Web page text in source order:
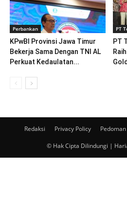
Perbankan
KPwBI Provinsi Jawa Timur
Bekerja Sama Dengan TNI AL
Perkuat Kedaulatan...
PT
PT
Redaksi Privacy Policy
© Hak Cipta Dilindungi |